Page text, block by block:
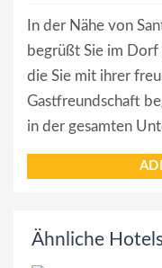
In der Nähe von
begrüßt Sie im Dorf
die Sie mit ihrer
Gastfreundschaft
in der gesamten
Ähnliche